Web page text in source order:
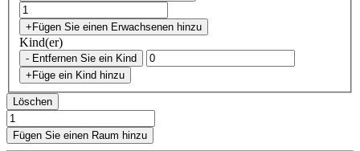
+Fügen Sie einen Erwachsenen hinzu
Kind(er)
- Entfernen Sie ein Kind
+Füge ein Kind hinzu
Löschen
Fügen Sie einen Raum hinzu